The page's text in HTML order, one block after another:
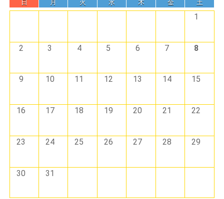
1
2 3 4 5 6 7 8
9 10 11 12 13 14 15
16 17 18 19 20 21 22
23 24 25 26 27 28 29
30 31